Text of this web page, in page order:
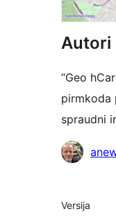
Autori
“Geo
pirmkoda
spraudni
Meta
Versija